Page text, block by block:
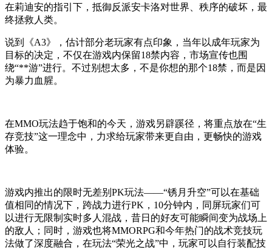
在莉迪安的指引下，抵御反派安卡洛对世界、秩序的破坏，最
终拯救人类。
说到
《A3》，估计部分老玩家有点印象，当年以成年玩家为
目标的决定，不仅在游戏内保留18禁内容，市场宣传也围
绕“**游”进行。 不过别想太多，不是你想的那个18禁，而是因
为暴力血腥。
在MMO玩法趋于饱和的今天，游戏另辟蹊径，将重点放在“生
存竞技”这一理念中，力求给玩家带来更自由，更畅快的游戏
体验。
游戏内推出的限时无差别PK玩法——“锈月升空”可以在基础
值相同的情况下，跨战力进行PK，10分钟内，同屏玩家们可
以进行无限制实时多人混战，昔日的好友可能瞬间变为战场上
的敌人；同时，游戏也将MMORPG和今年热门的战术竞技玩
法做了深度融合，在玩法“荣光之战”中，玩家可以自行装配技